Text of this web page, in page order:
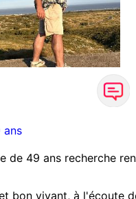
ans
de 49 ans recherche
bon vivant, à l'écoute